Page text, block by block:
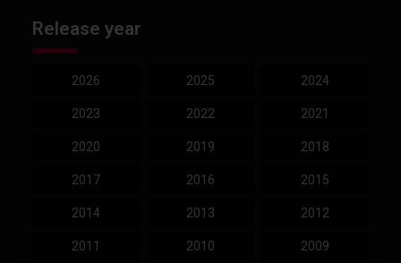
Release year
2026 2025 2024
2023 2022 2021
2020 2019 2018
2017 2016 2015
2014 2013 2012
2011 2010 2009